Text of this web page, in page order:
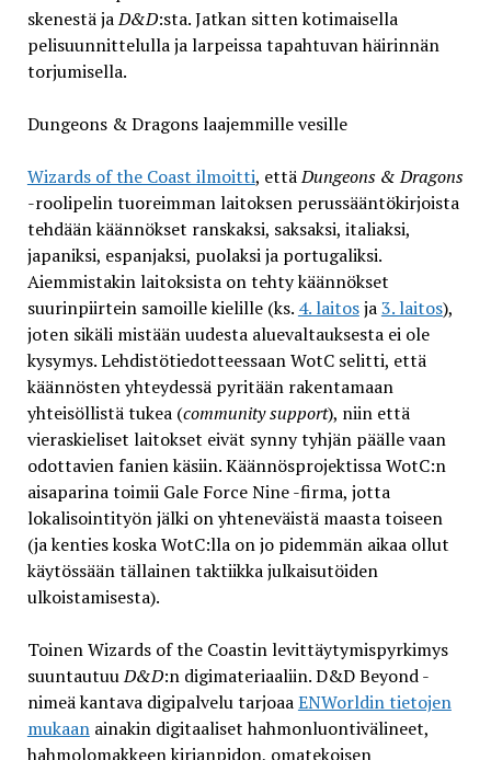
skenestä jaD&D:sta. Jatkan sitten kotimaisella
pelisuunnittelulla ja larpeissa tapahtuvan häirinnän
torjumisella.
Dungeons & Dragons laajemmille vesille
Wizards of the Coast ilmoitti, ettäDungeons & Dragons
-roolipelin tuoreimman laitoksen perussääntökirjoista
tehdään käännökset ranskaksi, saksaksi, italiaksi,
japaniksi, espanjaksi, puolaksi ja portugaliksi.
Aiemmistakin laitoksista on tehty käännökset
suurinpiirtein samoille kielille (ks. 4. laitosja3. laitos),
joten sikäli mistään uudesta aluevaltauksesta ei ole
kysymys. Lehdistötiedotteessaan WotC selitti, että
käännösten yhteydessä pyritään rakentamaan
yhteisöllistä tukea (community support), niin että
vieraskieliset laitokset eivät synny tyhjän päälle vaan
odottavien fanien käsiin. Käännösprojektissa WotC:n
aisaparina toimii Gale Force Nine -firma, jotta
lokalisointityön jälki on yhteneväistä maasta toiseen
(ja kenties koska WotC:lla on jo pidemmän aikaa ollut
käytössään tällainen taktiikka julkaisutöiden
ulkoistamisesta).
Toinen Wizards of the Coastin levittäytymispyrkimys
suuntautuuD&D:n digimateriaaliin. D&D Beyond -
nimeä kantava digipalvelu tarjoaaENWorldin tietojen
mukaanainakin digitaaliset hahmonluontivälineet,
hahmolomakkeen kirjanpidon, omatekoisen